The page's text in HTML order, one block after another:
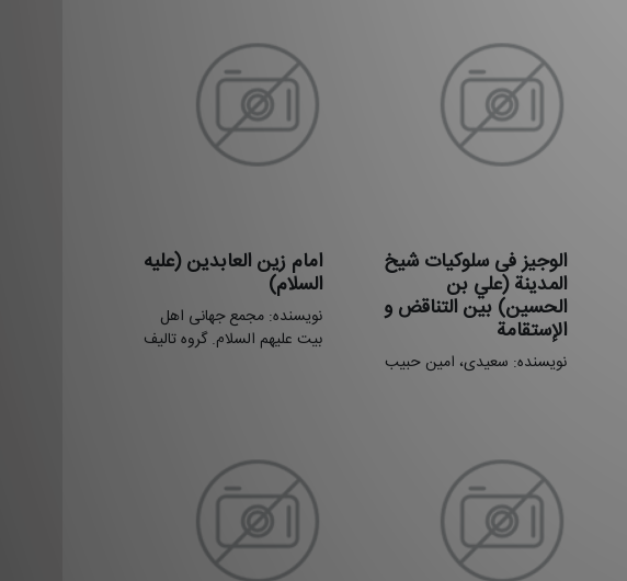
الوجیز فی سلوکیات شیخ
المدینة (علي بن
الحسین) بین التناقض و
الإستقامة
نویسنده: سعیدی، امین حبیب
امام زین العابدین (علیه
السلام)
نویسنده: مجمع جهانی اهل
بیت علیهم السلام. گروه تالیف